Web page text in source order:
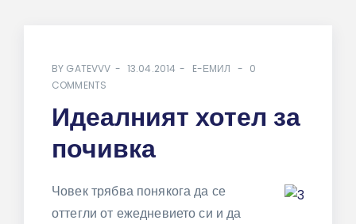
BY GATEVVV 13.04.2014 E-ЕМИЛ
0
COMMENTS
Идеалният хотел за
почивка
Човек трябва понякога да се
оттегли от ежедневието си и да